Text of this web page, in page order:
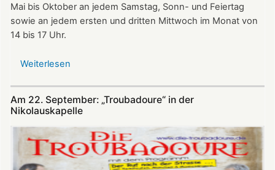
Mai bis Oktober an jedem Samstag, Sonn- und Feiertag
sowie an jedem ersten und dritten Mittwoch im Monat von
14 bis 17 Uhr.
Weiterlesen
Nikolauskapelle
Am 22. September: „Troubadoure“ in der
Nikolauskapelle